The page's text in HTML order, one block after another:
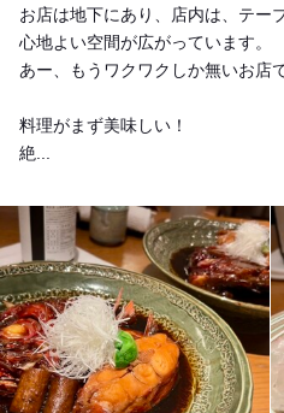
お店は地下にあり、店内は、テー
心地よい空間が広がっています。
あー、もうワクワクしか無いお店で
料理がまず美味しい！
絶...